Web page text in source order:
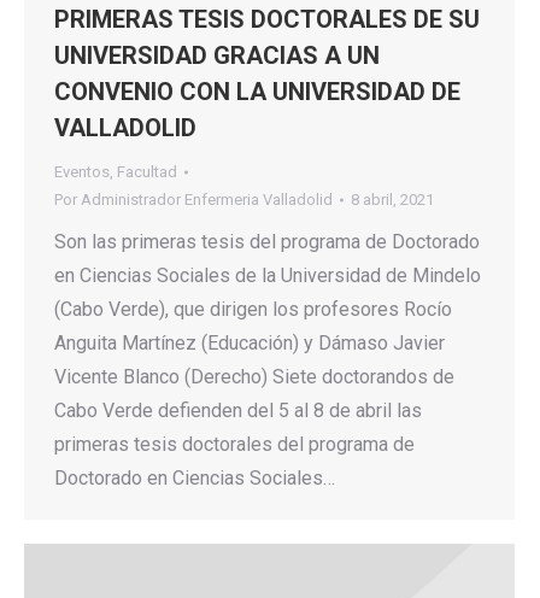
PRIMERAS TESIS DOCTORALES DE SU
UNIVERSIDAD GRACIAS A UN
CONVENIO CON LA UNIVERSIDAD DE
VALLADOLID
Eventos, Facultad
Por Administrador Enfermeria Valladolid 8 abril, 2021
Son las primeras tesis del programa de Doctorado
en Ciencias Sociales de la Universidad de Mindelo
(Cabo Verde), que dirigen los profesores Rocío
Anguita Martínez (Educación) y Dámaso Javier
Vicente Blanco (Derecho) Siete doctorandos de
Cabo Verde defienden del 5 al 8 de abril las
primeras tesis doctorales del programa de
Doctorado en Ciencias Sociales…